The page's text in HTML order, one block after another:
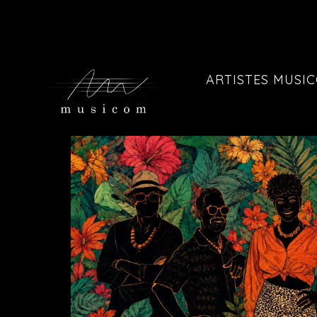
ARTISTES